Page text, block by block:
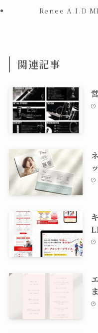
Renee A.I.D
関連記事